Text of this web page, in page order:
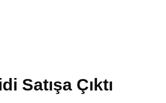
Satışa Çıktı